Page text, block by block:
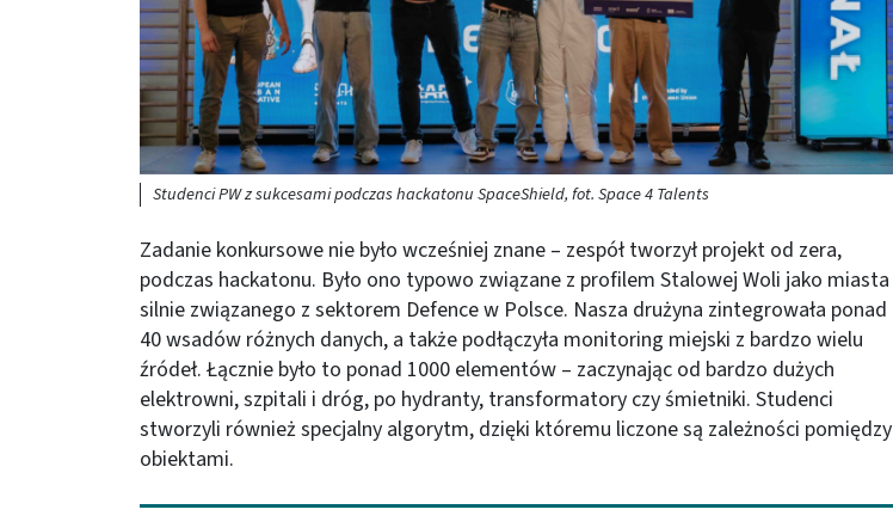
Studenci PW z sukcesami podczas hackatonu SpaceShield, fot. Space 4 Talents
Zadanie konkursowe nie było wcześniej znane – zespół tworzył projekt od zera,
podczas hackatonu. Było ono typowo związane z profilem Stalowej Woli jako miasta
silnie związanego z sektorem Defence w Polsce. Nasza drużyna zintegrowała ponad
40 wsadów różnych danych, a także podłączyła monitoring miejski z bardzo wielu
źródeł. Łącznie było to ponad 1000 elementów – zaczynając od bardzo dużych
elektrowni, szpitali i dróg, po hydranty, transformatory czy śmietniki. Studenci
stworzyli również specjalny algorytm, dzięki któremu liczone są zależności pomiędzy
obiektami.